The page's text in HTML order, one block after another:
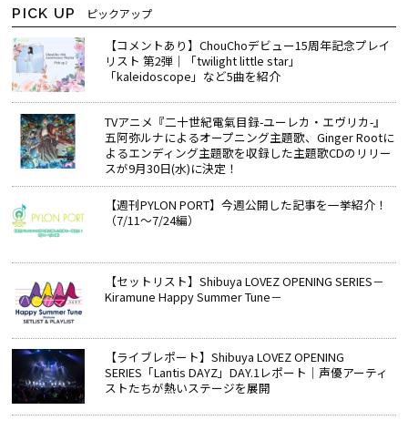
PICK UP ピックアップ
【コメントあり】ChouChoデビュー15周年記念プレイ
リスト 第2弾｜「twilight little star」
「kaleidoscope」など5曲を紹介
TVアニメ『二十世紀電氣目録-ユーレカ・エヴリカ-』
五阿弥ルナによるオープニング主題歌、Ginger Rootに
よるエンディング主題歌を収録した主題歌CDのリリー
スが9月30日(水)に決定！
【週刊PYLON PORT】今週公開した記事を一挙紹介！
（7/11～7/24編）
【セットリスト】Shibuya LOVEZ OPENING SERIES－
Kiramune Happy Summer Tune－
【ライブレポート】Shibuya LOVEZ OPENING
SERIES「Lantis DAYZ」DAY.1レポート｜声優アーティ
ストたちが熱いステージを展開